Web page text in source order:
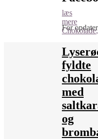
læs
mere
Chokolade
fyldte
med
og
For